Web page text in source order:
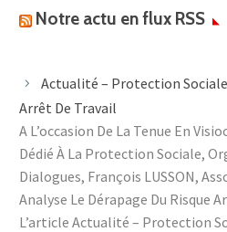
Notre actu en flux RSS
Actualité – Protection Sociale
Arrêt De Travail
A L’occasion De La Tenue En
Dédié À La Protection Sociale,
Dialogues, François LUSSON,
Analyse Le Dérapage Du Risque
L’article Actualité – Protection